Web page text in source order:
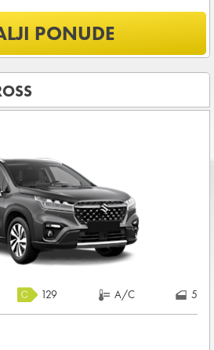
od štete (CDW) i krađe
vozila?
KARTICI u iznosu od
najma
USLOVI NAJMA
PONUDE
129 A/C 5